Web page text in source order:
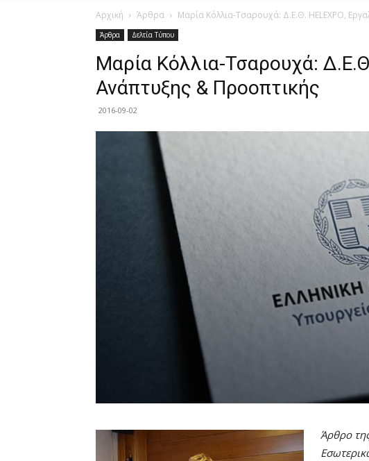
Αρχική Άρθρα Μαρία Κόλλια-Τσαρουχά: Δ.Ε.Θ. HELEXPO,
Άρθρα Δελτία Τύπου
Μαρία Κόλλια-Τσαρουχά:
Ανάπτυξης & Προοπτικής
2016-09-02
Άρθρο